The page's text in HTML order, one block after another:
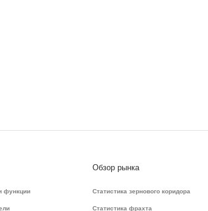
функции
Обзор рынка
Статистика зернового коридора
Статистика фрахта